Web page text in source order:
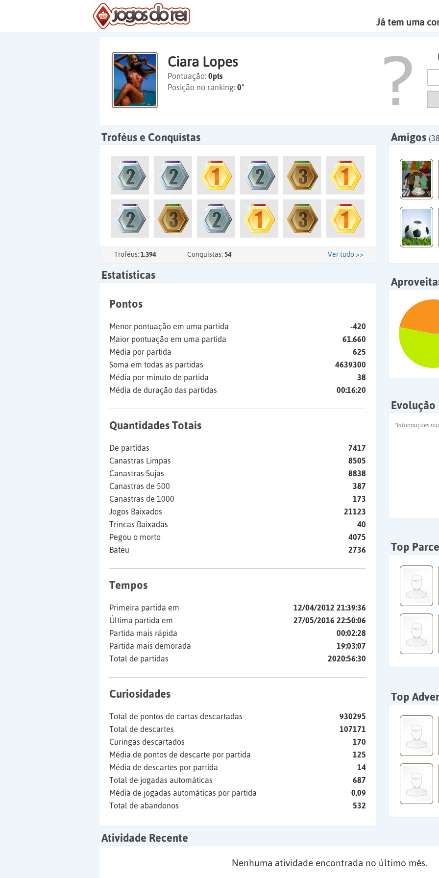
Já tem uma
Ciara Lopes
Pontuação: 0pts
Posição no ranking: 0º
Troféus e Conquistas
Troféus: 1.394 Conquistas: 54 Ver tudo >>
Amigos
Estatísticas
Pontos
Menor pontuação em uma partida
-420
Maior pontuação em uma partida
61.660
Média por partida
625
Soma em todas as partidas
4639300
Média por minuto de partida
38
Média de duração das partidas
00:16:20
Quantidades Totais
De partidas
7417
Canastras Limpas
8505
Canastras Sujas
8838
Canastras de 500
387
Canastras de 1000
173
Jogos Baixados
21123
Trincas Baixadas
40
Pegou o morto
4075
Bateu
2736
Tempos
Primeira partida em
12/04/2012 21:39:36
Última partida em
27/05/2016 22:50:06
Partida mais rápida
00:02:28
Partida mais demorada
19:03:07
Total de partidas
2020:56:30
Curiosidades
Total de pontos de cartas descartadas
930295
Total de descartes
107171
Curingas descartados
170
Média de pontos de descarte por partida
125
Média de descartes por partida
14
Total de jogadas automáticas
687
Média de jogadas automáticas por partida
0,09
Total de abandonos
532
Evolução
*Informações
Top
Top
Atividade Recente
Nenhuma atividade encontrada no último mês.